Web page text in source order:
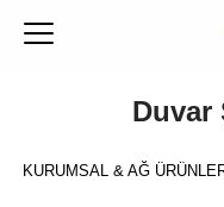
Duvar
KURUMSAL & AĞ